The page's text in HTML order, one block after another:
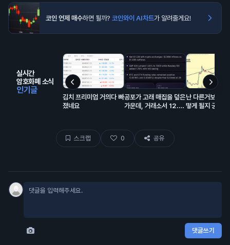
코인 언제 매수하면 될까? 코인와이 AI차트가 알려줄게요!
실시간
암호화폐 소식
인기글
김치 프리미엄 거의다 빠
졌네요
공포가 고래 매집을 덮은
가운데, 거래소서 12.2
난 다른거보다
떻게 될지 궁금함
스크랩 0 공유
댓글쓰기